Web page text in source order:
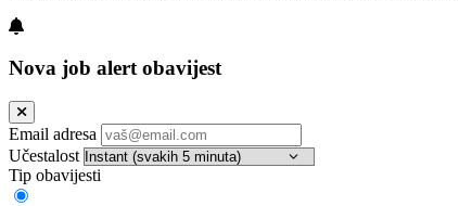
Nova job alert obavijest
Email adresa
Učestalost
Tip obavijesti